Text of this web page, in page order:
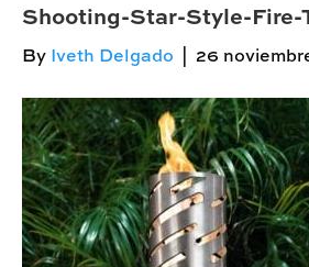
Shooting-Star-Style-Fire-
By Iveth Delgado 26